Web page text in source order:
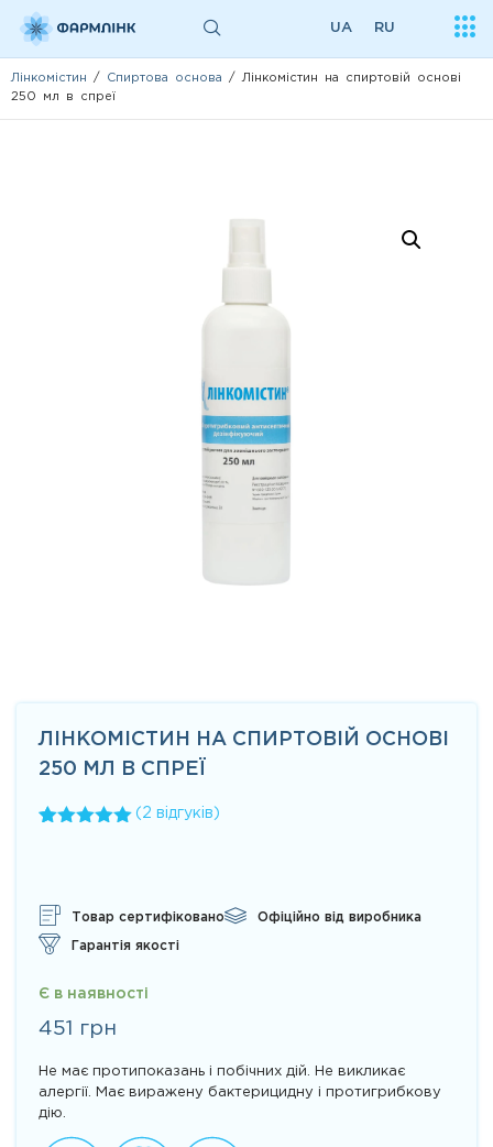
UA RU
Лінкомістин / Спиртова основа / Лінкомістин на спиртовій основі
250 мл в спреї
ЛІНКОМІСТИН НА СПИРТОВІЙ ОСНОВІ
250 МЛ В СПРЕЇ
покупця
( 2 відгуків)
Товар сертифіковано Офіційно від виробника
Гарантія якості
Є в наявності
451 грн
Не має протипоказань і побічних дій. Не викликає
алергії. Має виражену бактерицидну і протигрибкову
дію.